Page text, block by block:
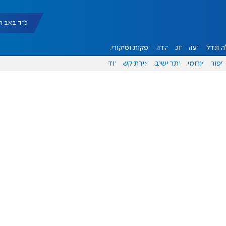
כ"ד באב תשפ"ו
ונדל"ן דעות אוכל יהדות הפקות וסיקורים
ספורט פורומים אתר ישיבה יצירת קשר עוד